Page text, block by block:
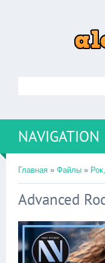
NAVIGATION
Главная » Файлы »
Advanced